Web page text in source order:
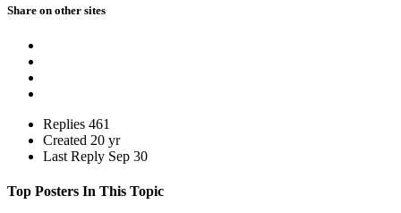
Share on other sites
Replies 461
Created 20 yr
Last Reply Sep 30
Top Posters In This Topic